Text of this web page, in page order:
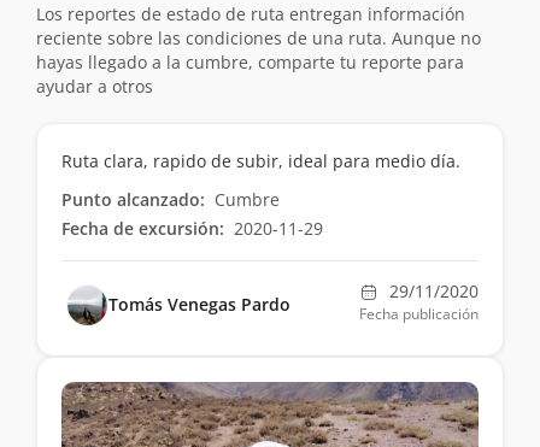
Los reportes de estado de ruta entregan información
reciente sobre las condiciones de una ruta. Aunque no
hayas llegado a la cumbre, comparte tu reporte para
ayudar a otros
Ruta clara, rapido de subir, ideal para medio día.
Punto alcanzado: Cumbre
Fecha de excursión: 2020-11-29
Tomás Venegas Pardo
29/11/2020
Fecha publicación